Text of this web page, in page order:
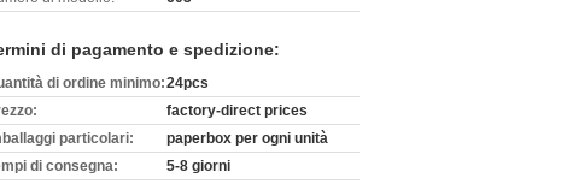
di pagamento e spedizione:
di ordine minimo:24pcs
factory-direct prices
particolari:
paperbox per ogni unità
di consegna:
5-8 giorni